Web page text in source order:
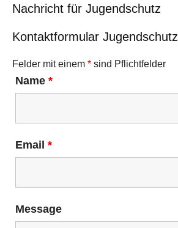
Nachricht für Jugendschutz
Kontaktformular Jugendschutz
Felder mit einem * sind Pflichtfelder
Name *
Email *
Message